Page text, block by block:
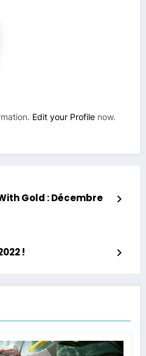
Edit your Profile now.
Gold : Décembre
!